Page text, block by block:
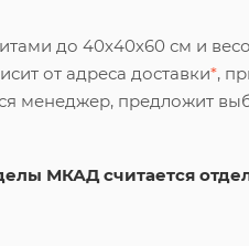
до 40х40х60 см и
от адреса доставки*,
менеджер, предложит
МКАД считается